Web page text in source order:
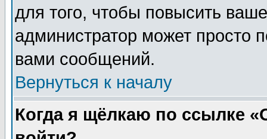
для того, чтобы повысить
администратор может просто
вами сообщений.
Вернуться к началу
Когда я щёлкаю по ссылке